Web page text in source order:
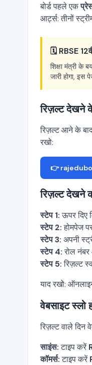
बोर्ड पहले एक
आर्ट्स: तीनों
🗓️ RBSE
शिक्षा मंत्री के
जारी होगा, इस
रिज़ल्ट देखने
रिज़ल्ट आने के
रखो:
👉
रिज़ल्ट देखने
स्टेप 1:ऊपर दिए
स्टेप 2:होमपेज
स्टेप 3: अपनी
स्टेप 4:रोल
स्टेप 5:रिज़ल्ट
याद रखो:
वेबसाइट स्लो
रिज़ल्ट वाले दिन
साइंस:टाइप करें
कॉमर्स:टाइप करें